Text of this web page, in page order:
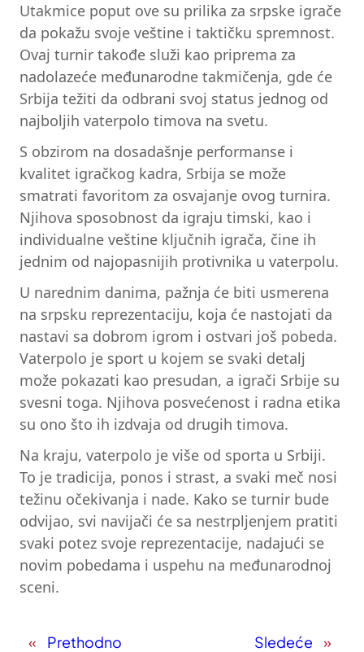
Utakmice poput ove su prilika za srpske igrače
da pokažu svoje veštine i taktičku spremnost.
Ovaj turnir takođe služi kao priprema za
nadolazeće međunarodne takmičenja, gde će
Srbija težiti da odbrani svoj status jednog od
najboljih vaterpolo timova na svetu.
S obzirom na dosadašnje performanse i
kvalitet igračkog kadra, Srbija se može
smatrati favoritom za osvajanje ovog turnira.
Njihova sposobnost da igraju timski, kao i
individualne veštine ključnih igrača, čine ih
jednim od najopasnijih protivnika u vaterpolu.
U narednim danima, pažnja će biti usmerena
na srpsku reprezentaciju, koja će nastojati da
nastavi sa dobrom igrom i ostvari još pobeda.
Vaterpolo je sport u kojem se svaki detalj
može pokazati kao presudan, a igrači Srbije su
svesni toga. Njihova posvećenost i radna etika
su ono što ih izdvaja od drugih timova.
Na kraju, vaterpolo je više od sporta u Srbiji.
To je tradicija, ponos i strast, a svaki meč nosi
težinu očekivanja i nade. Kako se turnir bude
odvijao, svi navijači će sa nestrpljenjem pratiti
svaki potez svoje reprezentacije, nadajući se
novim pobedama i uspehu na međunarodnoj
sceni.
« Prethodno Sledeće »